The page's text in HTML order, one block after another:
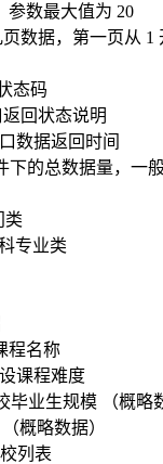
参数最大值为 20
页数据，第一页从 1
态码
返回状态说明
口数据返回时间
下的总数据量，一
类
专业类
程名称
课程难度
毕业生规模 （概略
概略数据）
列表